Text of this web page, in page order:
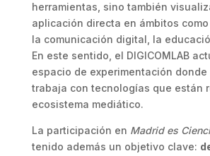
herramientas, sino también
aplicación directa en ámbitos
la comunicación digital, la
En este sentido, el DIGICOMLAB
espacio de experimentación donde
trabaja con tecnologías que están
ecosistema mediático.
La participación en Madrid es
tenido además un objetivo clave: